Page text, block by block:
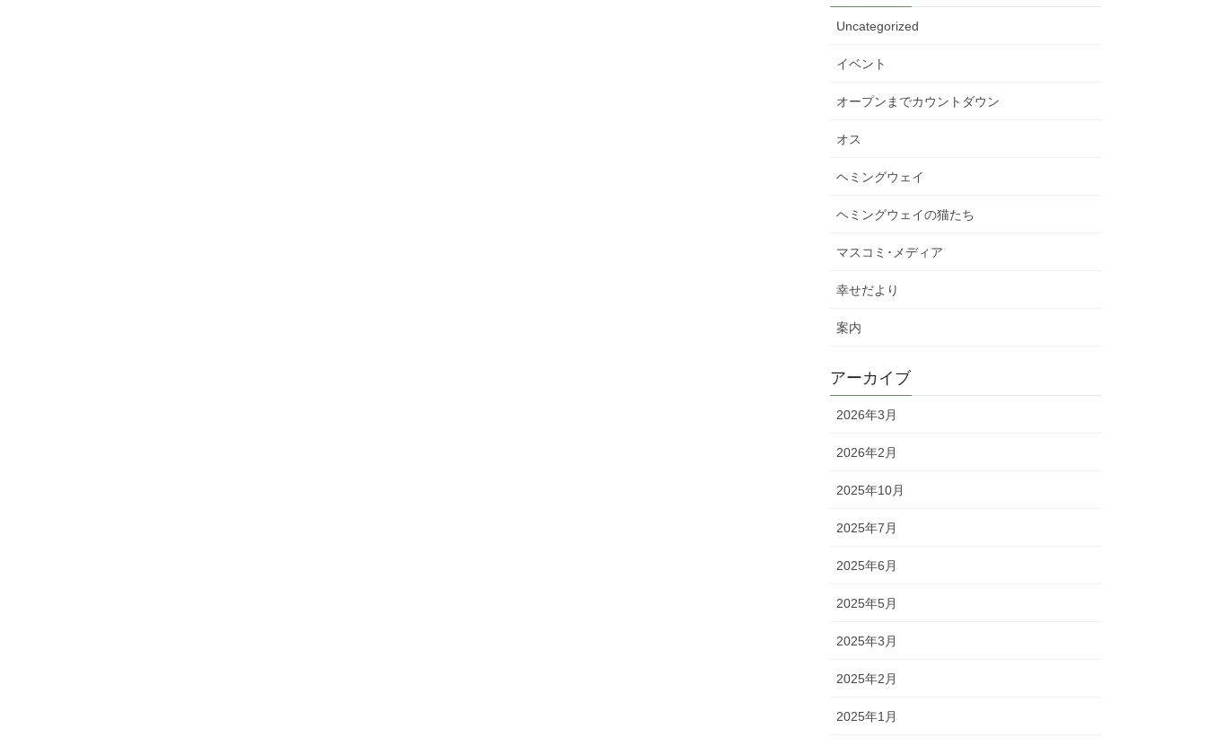
Uncategorized
イベント
オープンまでカウントダウン
オス
ヘミングウェイ
ヘミングウェイの猫たち
マスコミ･メディア
幸せだより
案内
アーカイブ
2026年3月
2026年2月
2025年10月
2025年7月
2025年6月
2025年5月
2025年3月
2025年2月
2025年1月